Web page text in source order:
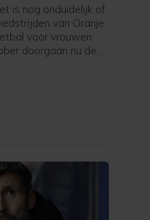
is nog onduidelijk of
van Oranje
voor vrouwen
doorgaan nu de
zullen gaan.